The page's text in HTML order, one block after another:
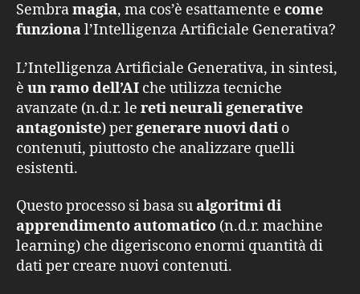
Sembramagia, ma cos’è esattamente e come
funzional’Intelligenza Artificiale Generativa?
L’Intelligenza Artificiale Generativa, in sintesi,
è un ramo dell’AI che utilizza tecniche
avanzate (n.d.r. le reti neurali generative
antagoniste) pergenerare nuovi dati o
contenuti, piuttosto che analizzare quelli
esistenti.
Questo processo si basa sualgoritmi di
apprendimento automatico (n.d.r. machine
learning) che digeriscono enormi quantità di
dati per creare nuovi contenuti.